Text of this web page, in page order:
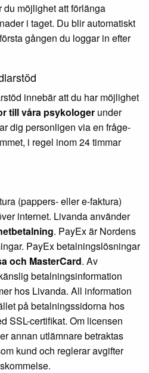
du möjlighet att förlänga
i taget. Du blir automatiskt
gången du loggar in efter
innebär att du har möjlighet
till våra psykologer under
dig personligen via en fråge-
i regel inom 24 timmar
(pappers- eller e-faktura)
internet. Livanda använder
. PayEx är Nordens
PayEx betalningslösningar
och MasterCard. Av
betalningsinformation
hos Livanda. All information
på betalningssidorna hos
SSL-certifikat. Om licensen
annan utlämnare betraktas
kund och reglerar avgifter